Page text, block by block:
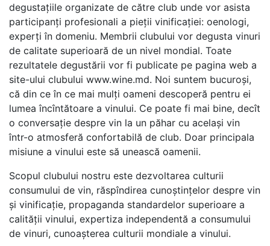
degustaţiile organizate de către club unde vor asista
participanţi profesionali a pieţii vinificaţiei: oenologi,
experţi în domeniu. Membrii clubului vor degusta vinuri
de calitate superioară de un nivel mondial. Toate
rezultatele degustării vor fi publicate pe pagina web a
site-ului clubului www.wine.md. Noi suntem bucuroşi,
că din ce în ce mai mulţi oameni descoperă pentru ei
lumea încîntătoare a vinului. Ce poate fi mai bine, decît
o conversaţie despre vin la un păhar cu acelaşi vin
într-o atmosferă confortabilă de club. Doar principala
misiune a vinului este să unească oamenii.
Scopul clubului nostru este dezvoltarea culturii
consumului de vin, răspîndirea cunoştinţelor despre vin
şi vinificaţie, propaganda standardelor superioare a
calităţii vinului, expertiza independentă a consumului
de vinuri, cunoaşterea culturii mondiale a vinului.